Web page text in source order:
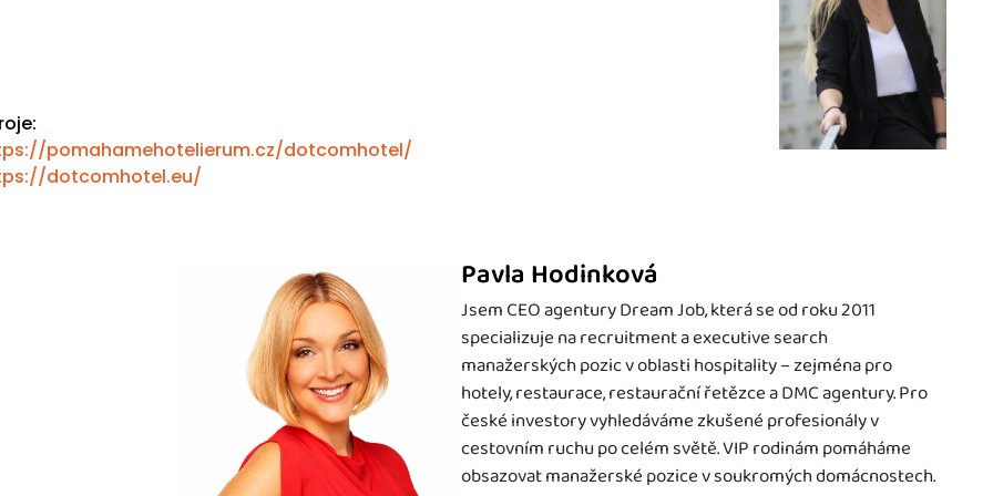
pomahamehotelierum.cz/dotcomhotel/
dotcomhotel.eu/
Pavla Hodinková
Jsem CEO agentury Dream Job, která se od roku 2011
specializuje na recruitment a executive search
manažerských pozic v oblasti hospitality – zejména pro
hotely, restaurace, restaurační řetězce a DMC agentury. Pro
české investory vyhledáváme zkušené profesionály v
cestovním ruchu po celém světě. VIP rodinám pomáháme
obsazovat manažerské pozice v soukromých domácnostech.